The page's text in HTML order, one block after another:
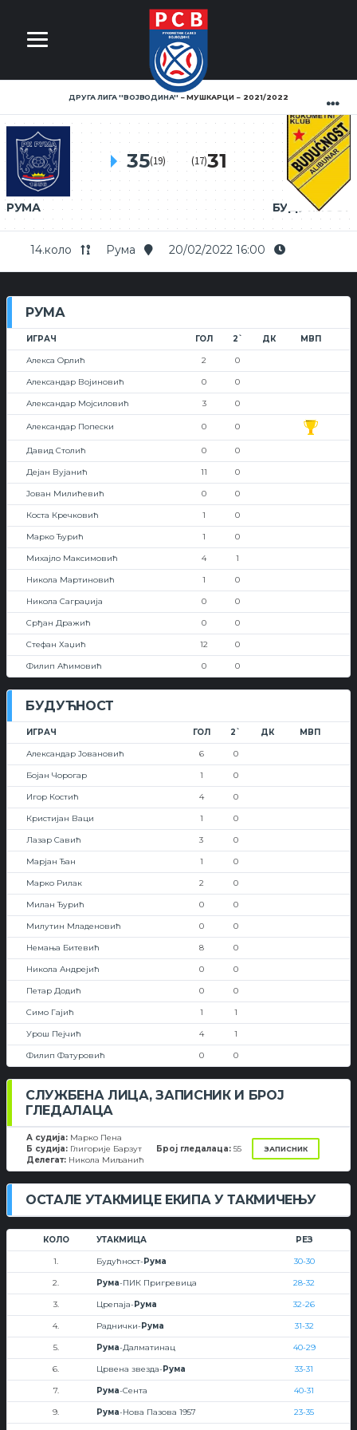
ДРУГА ЛИГА ''ВОЈВОДИНА'' МУШКАРЦИ 2021/2022
РУМА
35(19)
БУДУЋНОСТ
(17)31
14.коло Рума 20/02/2022 16:00
РУМА
ИГРАЧ ГОЛ 2` ДК МВП
Алекса Орлић 2 0
Александар Војиновић 0 0
Александар Мојсиловић 3 0
Александар Попески 0 0
Давид Столић 0 0
Дејан Вујанић 11 0
Јован Милићевић 0 0
Коста Кречковић 1 0
Марко Ђурић 1 0
Михајло Максимовић 4 1
Никола Мартиновић 1 0
Никола Саграџија 0 0
Срђан Дражић 0 0
Стефан Хаџић 12 0
Филип Аћимовић 0 0
БУДУЋНОСТ
ИГРАЧ ГОЛ 2` ДК МВП
Александар Јовановић 6 0
Бојан Чорогар 1 0
Игор Костић 4 0
Кристијан Ваци 1 0
Лазар Савић 3 0
Марјан Ђан 1 0
Марко Рилак 2 0
Милан Ђурић 0 0
Милутин Младеновић 0 0
Немања Битевић 8 0
Никола Андрејић 0 0
Петар Додић 0 0
Симо Гајић 1 1
Урош Пејчић 4 1
Филип Фатуровић 0 0
СЛУЖБЕНА ЛИЦА, ЗАПИСНИК И БРОЈ
ГЛЕДАЛАЦА
А судија: Марко Пена
Б судија: Глигорије Барзут
Делегат: Никола Миљанић
Број гледалаца: 55 ЗАПИСНИК
ОСТАЛЕ УТАКМИЦЕ ЕКИПА У ТАКМИЧЕЊУ
КОЛО УТАКМИЦА РЕЗ
1. Будућност-Рума 30-30
2. Рума-ПИК Пригревица 28-32
3. Црепаја-Рума 32-26
4. Раднички-Рума 31-32
5. Рума-Далматинац 40-29
6. Црвена звезда-Рума 33-31
7. Рума-Сента 40-31
9. Рума-Нова Пазова 1957 23-35